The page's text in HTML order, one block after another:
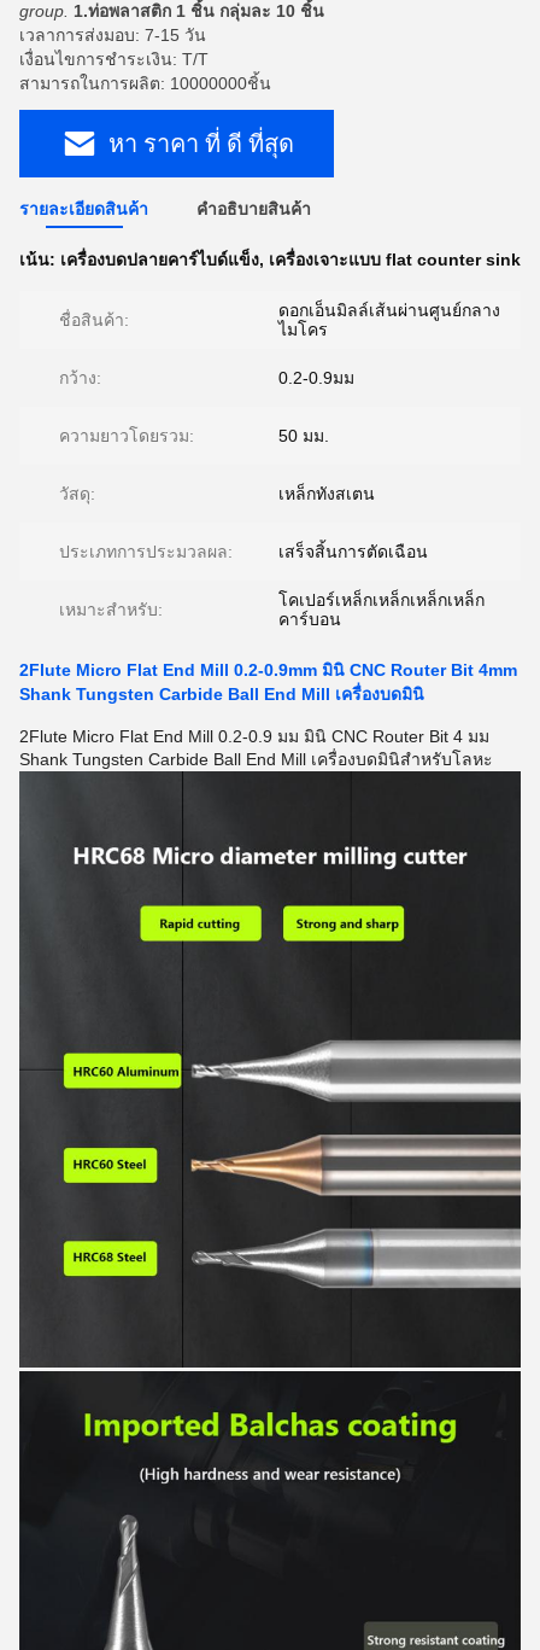
group. 1.ท่อพลาสติก 1 ชิ้น กลุ่มละ 10 ชิ้น
เวลาการส่งมอบ: 7-15 วัน
เงื่อนไขการชำระเงิน: T/T
สามารถในการผลิต: 10000000ชิ้น
หา ราคา ที่ ดี ที่สุด
รายละเอียดสินค้า คําอธิบายสินค้า
เน้น: เครื่องบดปลายคาร์ไบด์แข็ง, เครื่องเจาะแบบ flat counter sink
ชื่อสินค้า:
ดอกเอ็นมิลล์เส้นผ่านศูนย์กลาง
ไมโคร
กว้าง: 0.2-0.9มม
ความยาวโดยรวม: 50 มม.
วัสดุ: เหล็กทังสเตน
ประเภทการประมวลผล: เสร็จสิ้นการตัดเฉือน
เหมาะสำหรับ:
โคเปอร์เหล็กเหล็กเหล็กเหล็ก
คาร์บอน
2Flute Micro Flat End Mill 0.2-0.9mm มินิ CNC Router Bit 4mm
Shank Tungsten Carbide Ball End Mill เครื่องบดมินิ
2Flute Micro Flat End Mill 0.2-0.9 มม มินิ CNC Router Bit 4 มม
Shank Tungsten Carbide Ball End Mill เครื่องบดมินิสําหรับโลหะ